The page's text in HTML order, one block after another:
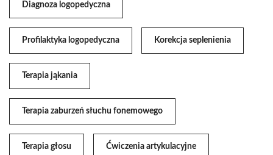
Diagnoza logopedyczna
Profilaktyka logopedyczna Korekcja seplenienia
Terapia jąkania
Terapia zaburzeń słuchu fonemowego
Terapia głosu Ćwiczenia artykulacyjne